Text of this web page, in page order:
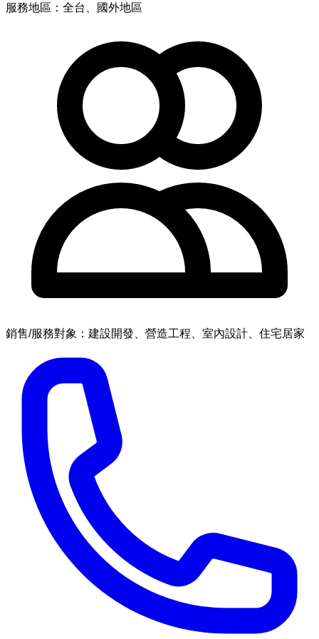
服務地區：全台、國外地區
銷售/服務對象：建設開發、營造工程、室內設計、住宅居家